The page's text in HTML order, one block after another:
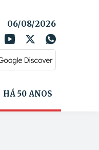
06/08/2026
HÁ 50 ANOS